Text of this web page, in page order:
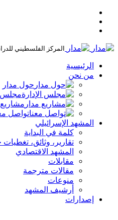
المركز الفلسطيني
الرئيسية
من نحن
حول مدار
مجلس
مشاريع
تواصل
المشهد الإسرائيلي
كلمة في البداية
تقارير، وثائق،
المشهد الاقتصادي
مقابلات
مقالات مترجمة
منوعات
أرشيف المشهد
إصدارات